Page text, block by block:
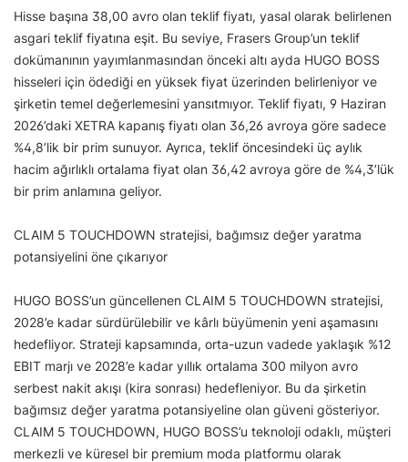
Hisse başına 38,00 avro olan teklif fiyatı, yasal olarak belirlenen
asgari teklif fiyatına eşit. Bu seviye, Frasers Group’un teklif
dokümanının yayımlanmasından önceki altı ayda HUGO BOSS
hisseleri için ödediği en yüksek fiyat üzerinden belirleniyor ve
şirketin temel değerlemesini yansıtmıyor. Teklif fiyatı, 9 Haziran
2026’daki XETRA kapanış fiyatı olan 36,26 avroya göre sadece
%4,8’lik bir prim sunuyor. Ayrıca, teklif öncesindeki üç aylık
hacim ağırlıklı ortalama fiyat olan 36,42 avroya göre de %4,3’lük
bir prim anlamına geliyor.
CLAIM 5 TOUCHDOWN stratejisi, bağımsız değer yaratma
potansiyelini öne çıkarıyor
HUGO BOSS’un güncellenen CLAIM 5 TOUCHDOWN stratejisi,
2028’e kadar sürdürülebilir ve kârlı büyümenin yeni aşamasını
hedefliyor. Strateji kapsamında, orta-uzun vadede yaklaşık %12
EBIT marjı ve 2028’e kadar yıllık ortalama 300 milyon avro
serbest nakit akışı (kira sonrası) hedefleniyor. Bu da şirketin
bağımsız değer yaratma potansiyeline olan güveni gösteriyor.
CLAIM 5 TOUCHDOWN, HUGO BOSS’u teknoloji odaklı, müşteri
merkezli ve küresel bir premium moda platformu olarak